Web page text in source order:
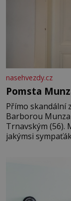
nasehvezdy.cz
Pomsta
Přímo skandální
Barborou
Trnavským (56).
jakýmsi